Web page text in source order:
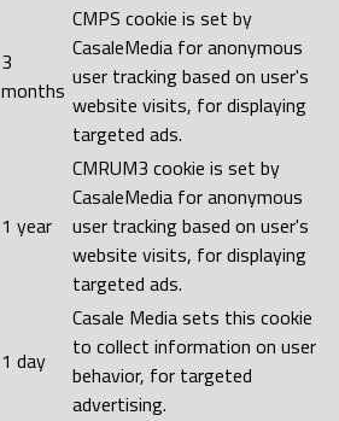
3
months
CMPS cookie is set by
CasaleMedia for anonymous
user tracking based on user's
website visits, for displaying
targeted ads.
1 year
CMRUM3 cookie is set by
CasaleMedia for anonymous
user tracking based on user's
website visits, for displaying
targeted ads.
1 day
Casale Media sets this cookie
to collect information on user
behavior, for targeted
advertising.